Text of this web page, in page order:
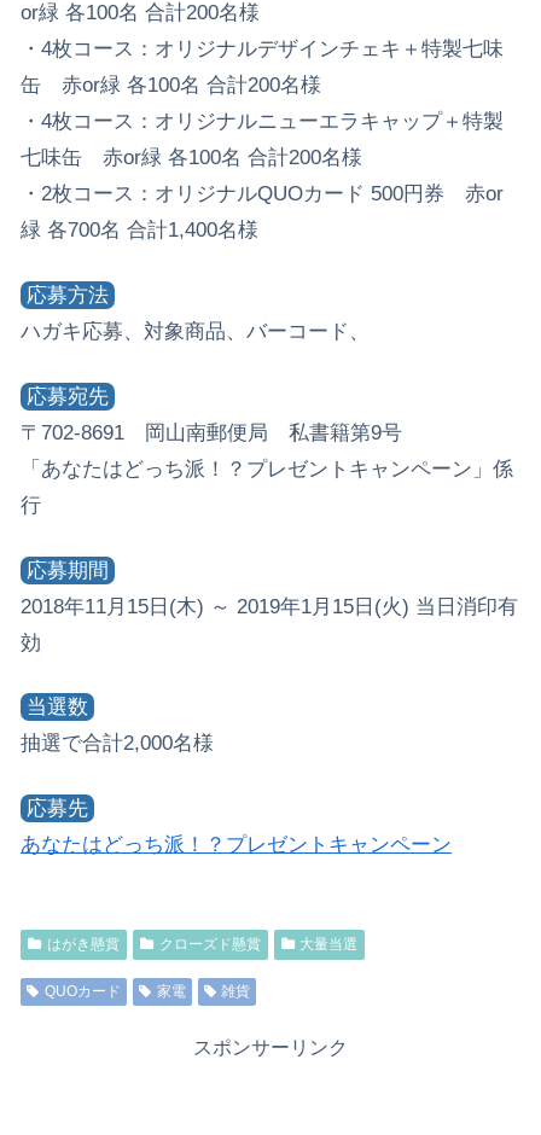
or緑 各100名 合計200名様
・4枚コース：オリジナルデザインチェキ＋特製七味
缶 赤or緑 各100名 合計200名様
・4枚コース：オリジナルニューエラキャップ＋特製
七味缶 赤or緑 各100名 合計200名様
・2枚コース：オリジナルQUOカード 500円券 赤or
緑 各700名 合計1,400名様
応募方法
ハガキ応募、対象商品、バーコード、
応募宛先
〒702-8691 岡山南郵便局 私書籍第9号
「あなたはどっち派！？プレゼントキャンペーン」係
行
応募期間
2018年11月15日(木) ～ 2019年1月15日(火) 当日消印有
効
当選数
抽選で合計2,000名様
応募先
あなたはどっち派！？プレゼントキャンペーン
はがき懸賞 クローズド懸賞 大量当選
QUOカード 家電 雑貨
スポンサーリンク